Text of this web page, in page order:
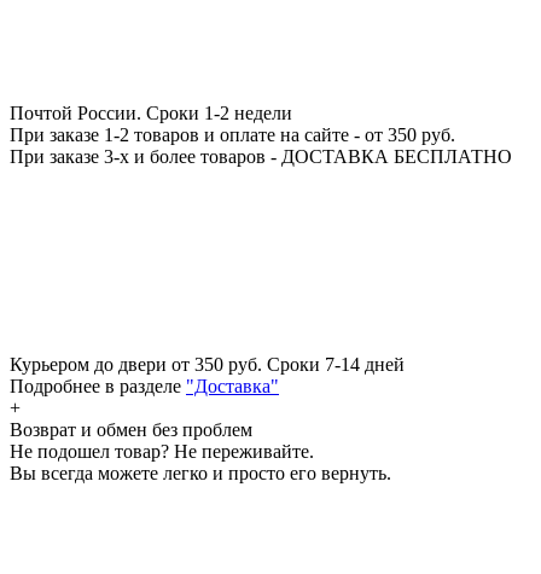
Почтой России. Сроки 1-2 недели
При заказе 1-2 товаров и оплате на сайте - от 350 руб.
При заказе 3-х и более товаров - ДОСТАВКА БЕСПЛАТНО
Курьером до двери от 350 руб. Сроки 7-14 дней
Подробнее в разделе "Доставка"
+
Возврат и обмен без проблем
Не подошел товар? Не переживайте.
Вы всегда можете легко и просто его вернуть.